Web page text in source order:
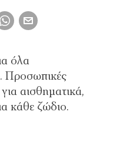
όλα
Προσωπικές
για αισθηματικά,
κάθε ζώδιο.